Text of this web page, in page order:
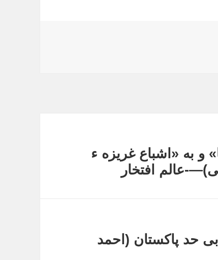
و به «اشباع غریزه ء
عالم افتخار
حد پاکستان (احمد